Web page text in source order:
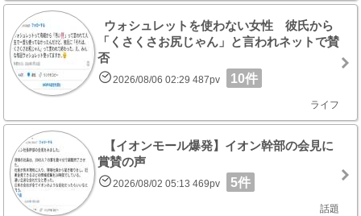
ウォシュレットを使わない女性 彼氏から
「くさくさお尻じゃん」と言われネットで賛
否
2026/08/06 02:29 487pv 10件
ライフ
【イオンモール爆発】イオン幹部の会見に
賞賛の声
2026/08/02 05:13 469pv 5件
話題